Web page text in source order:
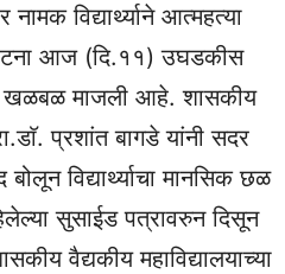
विद्यार्थ्याने आत्महत्या
आज (दि.११) उघडकीस
माजली आहे. शासकीय
प्रशांत बागडे यांनी सदर
बोलून विद्यार्थ्याचा मानसिक छळ
सुसाईड पत्रावरुन दिसून
वैद्यकीय महाविद्यालयाच्या